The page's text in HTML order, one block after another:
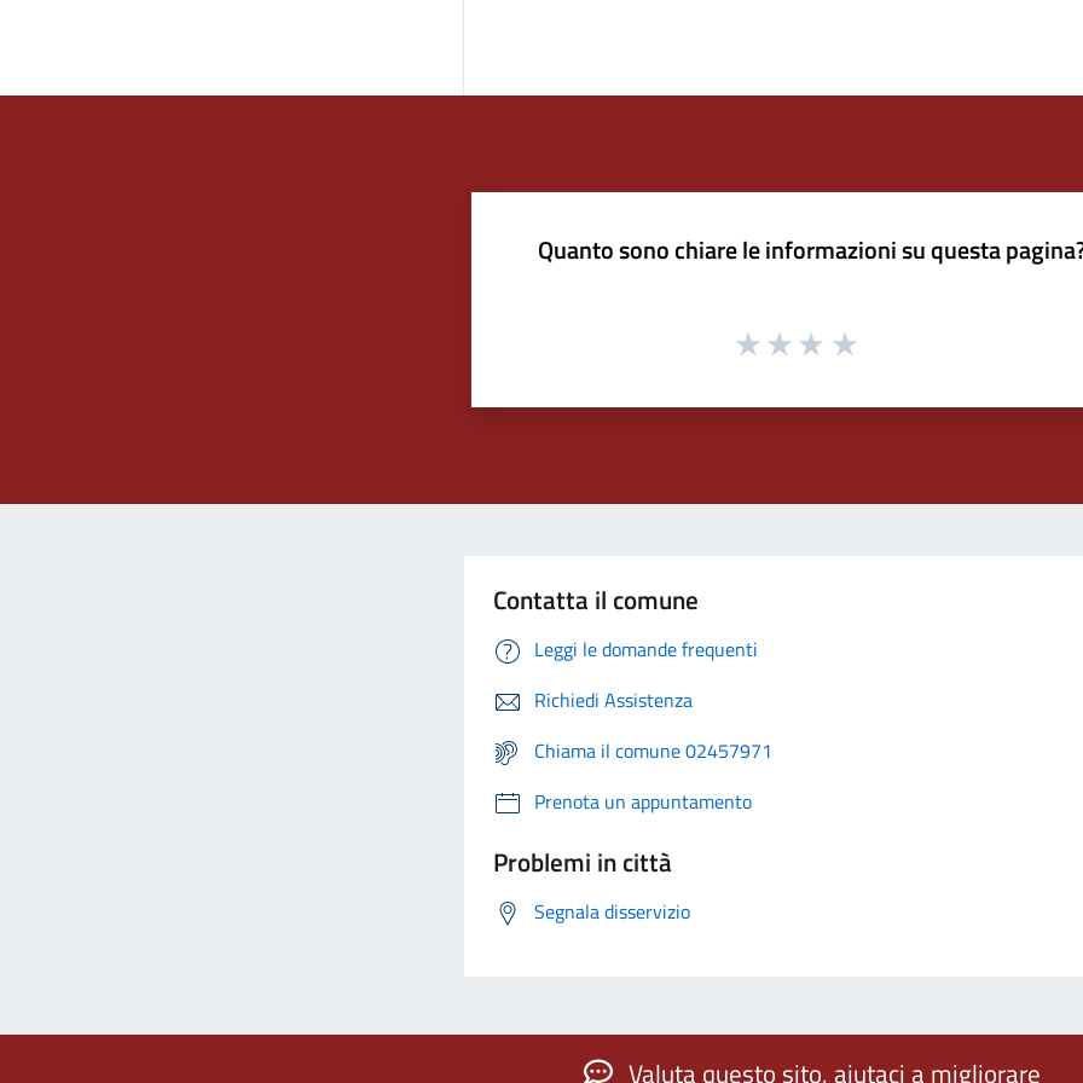
Quanto sono chiare le informazioni su questa
Contatta il comune
Leggi le domande frequenti
Richiedi Assistenza
Chiama il comune 02457971
Prenota un appuntamento
Problemi in città
Segnala disservizio
Valuta questo sito, aiutaci a migliorare